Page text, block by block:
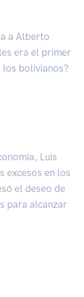
a Alberto
era el primer
los bolivianos?
Luis
excesos en los
el deseo de
para alcanzar